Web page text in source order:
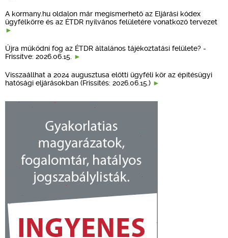
A kormany.hu oldalon már megismerhető az Eljárási kódex
ügyfélkörre és az ÉTDR nyilvános felületére vonatkozó tervezet
Újra működni fog az ÉTDR általános tájékoztatási felülete? -
Frissítve: 2026.06.15.
Visszaállhat a 2024 augusztusa előtti ügyféli kör az építésügyi
hatósági eljárásokban (Frissítés: 2026.06.15.)